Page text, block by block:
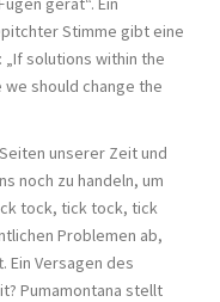
Stimme gibt eine
solutions within the
should change the
unserer Zeit und
noch zu handeln, um
tock, tick tock, tick
Problemen ab,
Ein Versagen des
Pumamontana stellt